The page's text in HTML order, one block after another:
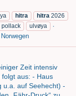
hitra hitra 2026
pollack ulvøya
Zeit intensiv
aus: - Haus
u.a. auf Seehecht) -